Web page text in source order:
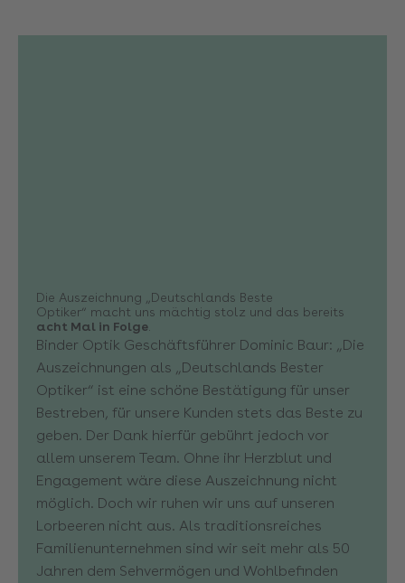
Die Auszeichnung „Deutschlands Beste
Optiker“ macht uns mächtig stolz und das bereits
acht Mal in Folge
Binder Optik Geschäftsführer Dominic Baur: „Die
Auszeichnungen als „Deutschlands Bester
Optiker“ ist eine schöne Bestätigung für unser
Bestreben, für unsere Kunden stets das Beste zu
geben. Der Dank hierfür gebührt jedoch vor
allem unserem Team. Ohne ihr Herzblut und
Engagement wäre diese Auszeichnung nicht
möglich. Doch wir ruhen wir uns auf unseren
Lorbeeren nicht aus. Als traditionsreiches
Familienunternehmen sind wir seit mehr als 50
Jahren dem Sehvermögen und Wohlbefinden